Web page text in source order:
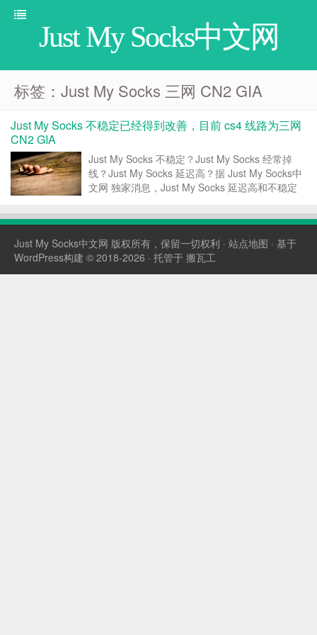
Just My Socks中文网
标签：Just My Socks 三网 CN2 GIA
Just My Socks 不稳定已经得到改善，目前 cs4 线路为三网
CN2 GIA
Just My Socks 不稳定？Just My Socks 经常掉
线？Just My Socks 延迟高？据 Just My Socks中
文网 独家消息，Just My Socks 延迟高和不稳定
已经改成三网回程 CN2 GIA...
Just My Socks中文网 版权所有，保留一切权利 · 站点地图 · 基于
WordPress构建 © 2018-2026 · 托管于 搬瓦工